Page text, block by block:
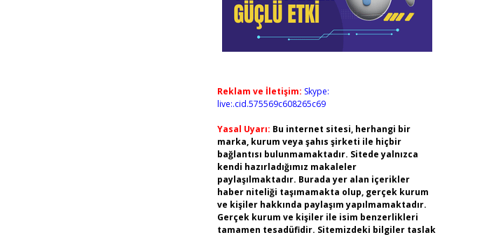
Reklam ve İletişim: Skype:
live:.cid.575569c608265c69
Yasal Uyarı: Bu internet sitesi, herhangi bir
marka, kurum veya şahıs şirketi ile hiçbir
bağlantısı bulunmamaktadır. Sitede yalnızca
kendi hazırladığımız makaleler
paylaşılmaktadır. Burada yer alan içerikler
haber niteliği taşımamakta olup, gerçek kurum
ve kişiler hakkında paylaşım yapılmamaktadır.
Gerçek kurum ve kişiler ile isim benzerlikleri
tamamen tesadüfidir. Sitemizdeki bilgiler taslak